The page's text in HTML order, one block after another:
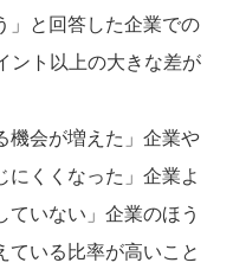
」と回答した企業での
ント以上の大きな差が
機会が増えた」企業や
にくくなった」企業よ
ていない」企業のほう
ている比率が高いこと